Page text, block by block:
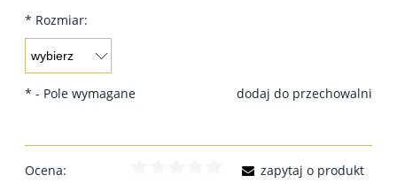
* Rozmiar:
dodaj do przechowalni
* - Pole wymagane
Ocena:
zapytaj o produkt